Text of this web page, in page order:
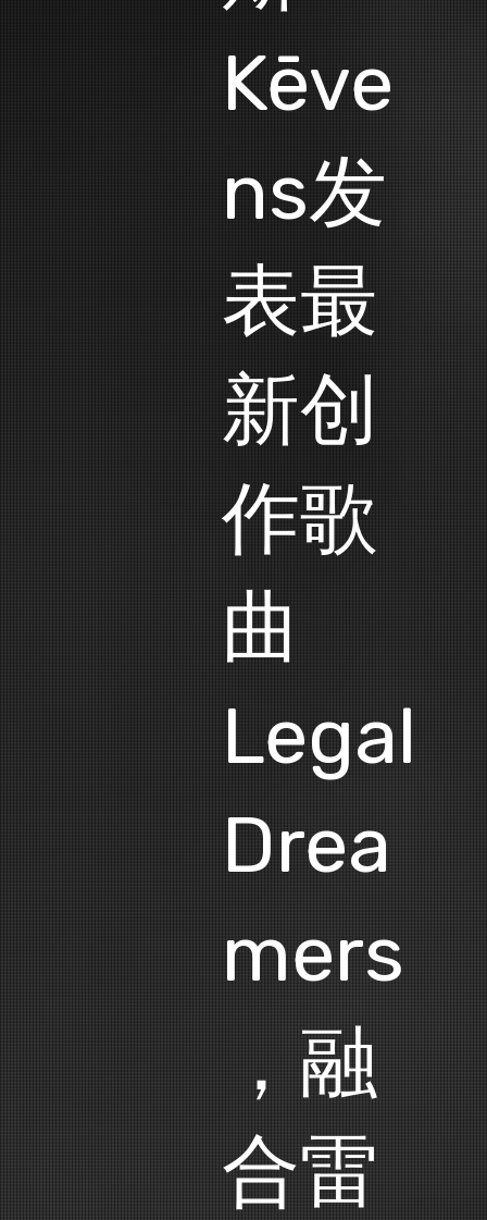
Kēve
ns发
表最
新创
作歌
曲
Legal
Drea
mers
，融
合雷